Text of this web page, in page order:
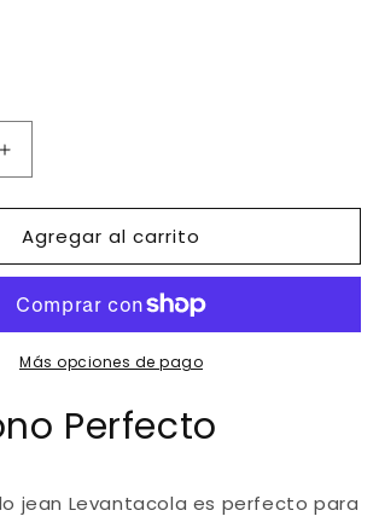
Aumentar
cantidad
para
Ref.
014
Jean
Tono
Perfecto
Agregar al carrito
Más opciones de pago
Perfecto
jean Levantacola es perfecto para